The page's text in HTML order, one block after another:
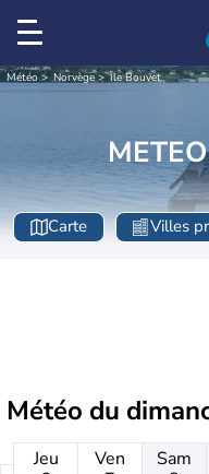
Météo Norvège Île Bouvet
Carte Villes
Météo du
Jeu
Ven
Sam